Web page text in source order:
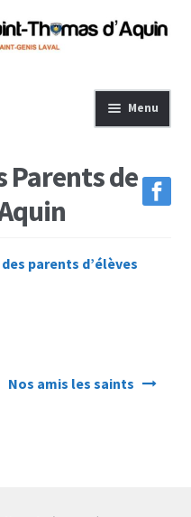
Menu
Parents de
des parents d’élèves
Nos amis les saints